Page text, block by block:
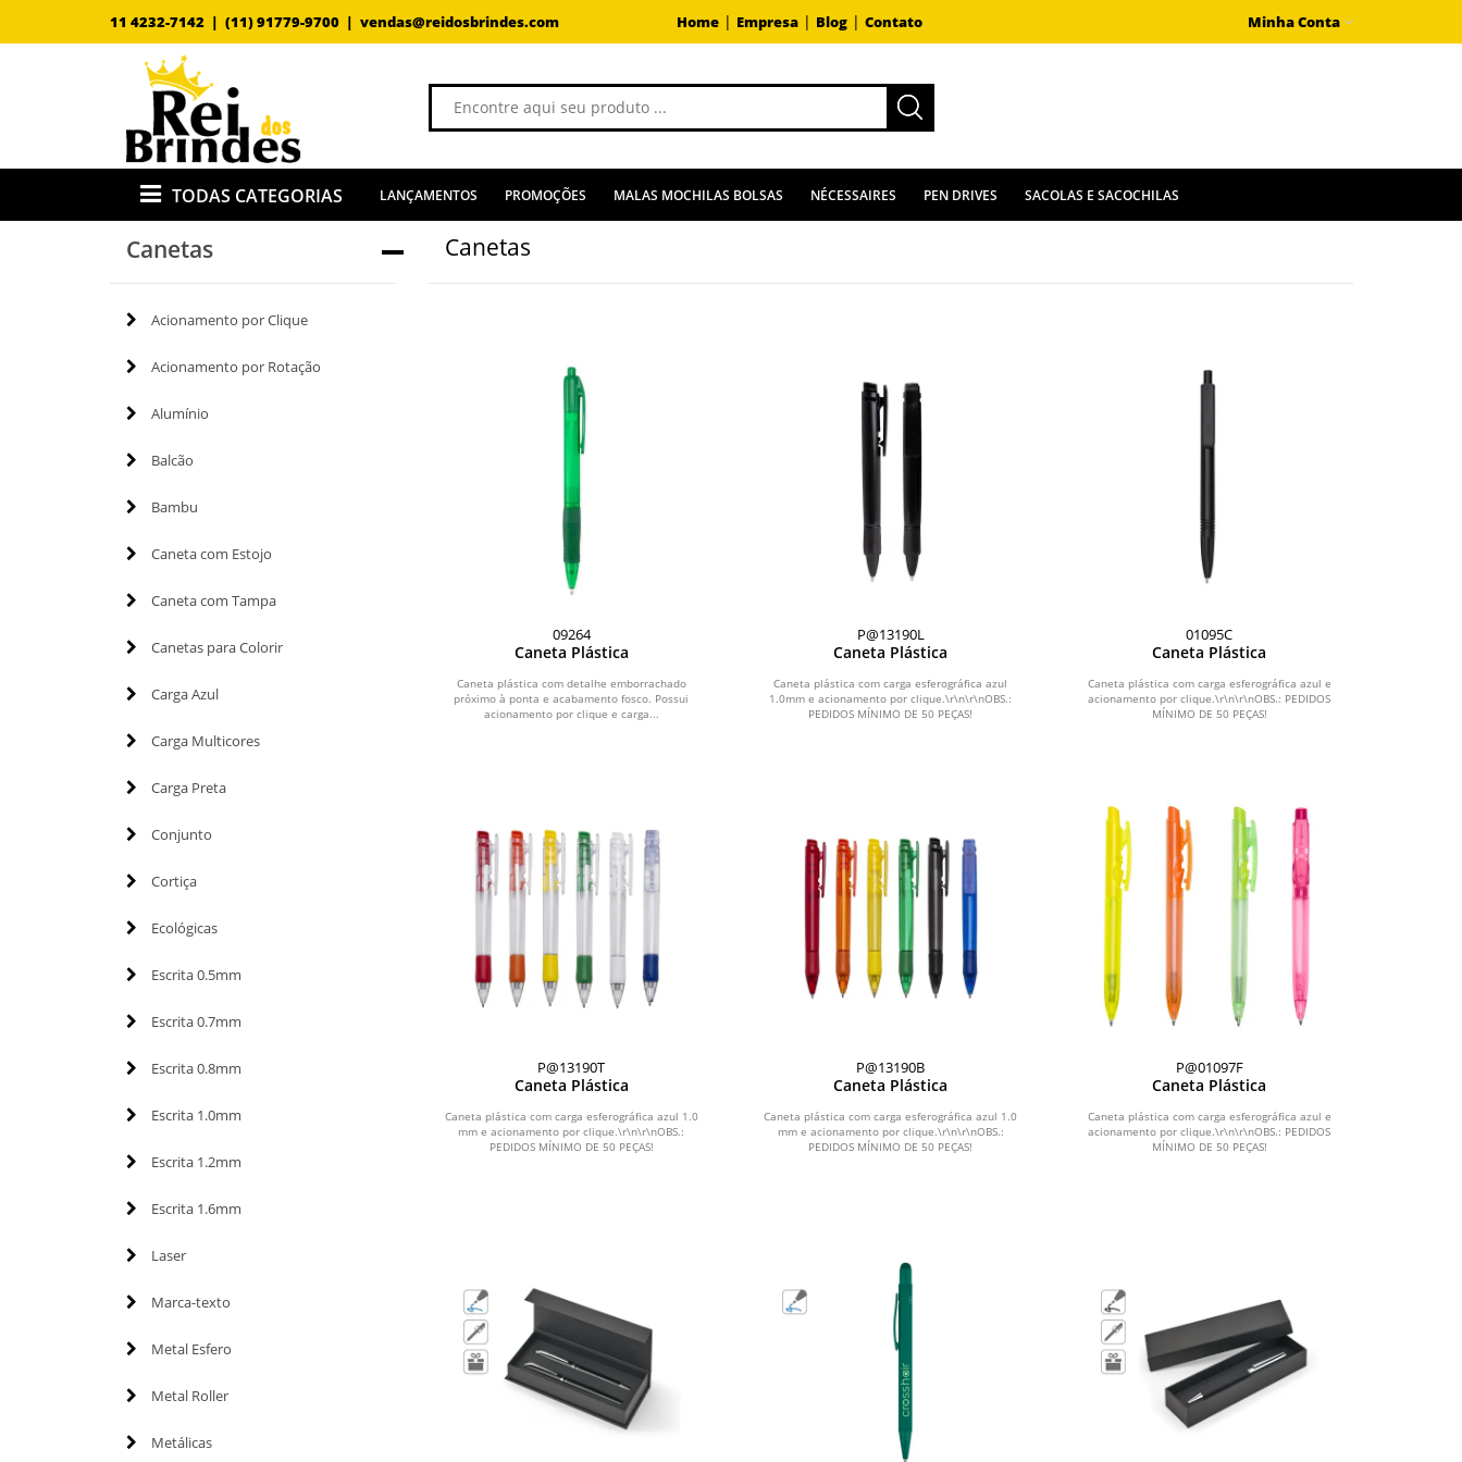
11 4232-7142 | (11) 91779-9700 | vendas@reidosbrindes.com Home| Empresa| Blog| Contato Minha Conta
TODAS CATEGORIAS LANÇAMENTOS PROMOÇÕES MALAS MOCHILAS BOLSAS NÉCESSAIRES PEN DRIVES SACOLAS E SACOCHILAS
Canetas
Acionamento por Clique
Acionamento por Rotação
Alumínio
Balcão
Bambu
Caneta com Estojo
Caneta com Tampa
Canetas para Colorir
Carga Azul
Carga Multicores
Carga Preta
Conjunto
Cortiça
Ecológicas
Escrita 0.5mm
Escrita 0.7mm
Escrita 0.8mm
Escrita 1.0mm
Escrita 1.2mm
Escrita 1.6mm
Laser
Marca-texto
Metal Esfero
Metal Roller
Metálicas
Canetas
09264
Caneta Plástica
Caneta plástica com detalhe emborrachado
próximo à ponta e acabamento fosco. Possui
acionamento por clique e carga...
P@13190L
Caneta Plástica
Caneta plástica com carga esferográfica azul
1.0mm e acionamento por clique.\r\n\r\nOBS.:
PEDIDOS MÍNIMO DE 50 PEÇAS!
01095C
Caneta Plástica
Caneta plástica com carga esferográfica azul e
acionamento por clique.\r\n\r\nOBS.: PEDIDOS
MÍNIMO DE 50 PEÇAS!
P@13190T
Caneta Plástica
Caneta plástica com carga esferográfica azul 1.0
mm e acionamento por clique.\r\n\r\nOBS.:
PEDIDOS MÍNIMO DE 50 PEÇAS!
P@13190B
Caneta Plástica
Caneta plástica com carga esferográfica azul 1.0
mm e acionamento por clique.\r\n\r\nOBS.:
PEDIDOS MÍNIMO DE 50 PEÇAS!
P@01097F
Caneta Plástica
Caneta plástica com carga esferográfica azul e
acionamento por clique.\r\n\r\nOBS.: PEDIDOS
MÍNIMO DE 50 PEÇAS!